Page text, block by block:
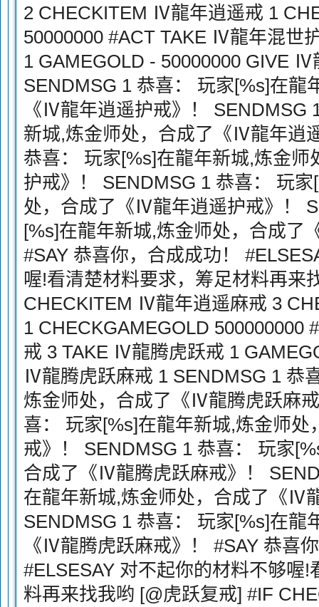
2 CHECKITEM Ⅳ龍年逍遥戒 1
50000000 #ACT TAKE Ⅳ龍年混世
1 GAMEGOLD - 50000000 GIVE Ⅳ
SENDMSG 1 恭喜： 玩家[%s]在龍
《Ⅳ龍年逍遥护戒》！ SENDMSG
新城,炼金师处，合成了《Ⅳ龍年逍
恭喜： 玩家[%s]在龍年新城,炼金
护戒》！ SENDMSG 1 恭喜： 玩
处，合成了《Ⅳ龍年逍遥护戒》！
[%s]在龍年新城,炼金师处，合成了
#SAY 恭喜你，合成成功！
喔!看清楚材料要求，筹足材料再来
CHECKITEM Ⅳ龍年逍遥麻戒 3
1 CHECKGAMEGOLD 500000000
戒 3 TAKE Ⅳ龍腾虎跃戒 1
Ⅳ龍腾虎跃麻戒 1 SENDMSG 1 恭
炼金师处，合成了《Ⅳ龍腾虎跃麻
喜： 玩家[%s]在龍年新城,炼金师
戒》！ SENDMSG 1 恭喜： 玩家
合成了《Ⅳ龍腾虎跃麻戒》！
在龍年新城,炼金师处，合成了《Ⅳ
SENDMSG 1 恭喜： 玩家[%s]在龍
《Ⅳ龍腾虎跃麻戒》！ #SAY 恭喜
#ELSESAY 对不起你的材料不够喔
料再来找我哟 [@虎跃复戒] #IF